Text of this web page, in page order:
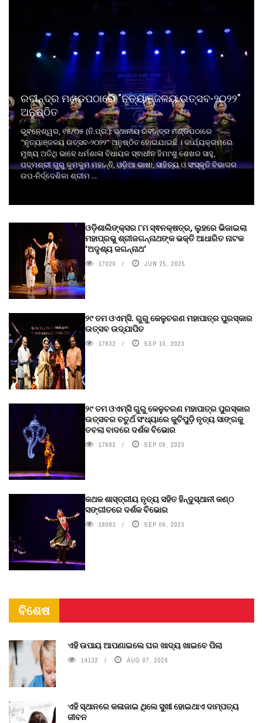
ରବୀନ୍ଦ୍ର ମଣ୍ଡପଠାରେ "ନୃତ୍ୟାଞ୍ଜଳୟ ଉତ୍ସବ-୨୦୨୨"
ଅନୁଷ୍ଠିତ
ଭୁବନେଶ୍ୱର, ୧୫/୦୫ (ନି.ପ୍ର.): ସ୍ଥାନୀୟ ରବୀନ୍ଦ୍ର ମଣ୍ଡପଠାରେ
"ନୃତ୍ୟାଞ୍ଜଳୟ ଉତ୍ସବ-୨୦୨୨" ଅନୁଷ୍ଠିତ ହୋଇଯାଇଛି । କାର୍ଯ୍ୟକ୍ରମରେ
ମୁଖ୍ୟ ଅତିଥି ଭାବେ ଧର୍ମଶାଳା ବିଧାୟକ ସ୍ଵାଧୀନ ହିମାଂଶୁ ଶେଖର ସାହୁ,
ପଦ୍ମଶ୍ରୀ ଗୁରୁ କୁମକୁମ ମହାନ୍ତି, ଓଡ଼ିଆ ଭାଷା, ସାହିତ୍ୟ ଓ ସଂସ୍କୃତି ବିଭାଗର
ଉପ-ନିର୍ଦ୍ଦେଶିକା ଶ୍ରୀମ ...
ଓଡ଼ିଶାଲିଙ୍କ୍ସର ୮ମ ସ୍ଵନକ୍ଷତ୍ର, ଲୁହରେ ଭିଜାଇଲା
ମହାପ୍ରଭୁ ଶ୍ରୀଜଗନ୍ନାଥଙ୍କ ଭକ୍ତି ଆଧାରିତ ନାଟକ
‘ଅଦୃଶ୍ୟ ଜଗନ୍ନାଥ‘
17020 JUN 25, 2025
୨୯ ତମ ଓଏମ୍‌ସି. ଗୁରୁ କେଳୁଚରଣ ମହାପାତ୍ର ପୁରସ୍କାର
ଉତ୍ସବ ଉଦ୍‍ଯାପିତ
17632 SEP 10, 2023
୨୯ ତମ ଓଏମ୍‌ସି ଗୁରୁ କେଳୁଚରଣ ମହାପାତ୍ର ପୁରସ୍କାର
ଉତ୍ସବର ଚତୁର୍ଥ ସଂଧ୍ୟାରେ କୁଚିପୁଡ଼ି ନୃତ୍ୟ ସାଙ୍ଗକୁ
ତବଲା ବାଦରେ ଦର୍ଶକ ବିଭୋର
17682 SEP 09, 2023
କଥକ ଶାସ୍ତ୍ରୀୟ ନୃତ୍ୟ ସହିତ ହିନ୍ଦୁସ୍ଥାନୀ କଣ୍ଠ
ସଙ୍ଗୀତରେ ଦର୍ଶକ ବିଭୋର
18081 SEP 06, 2023
ବିଶେଷ
ଏହି ଉପାୟ ଆପଣାଇଲେ ଘର ଖାଦ୍ୟ ଖାଇବେ ପିଲା
14132 AUG 07, 2026
ଏହି ସ୍ଥାନରେ କଳାଜାଇ ଥିଲେ ସୁଖୀ ହୋଇଥାଏ ଦାମ୍ପତ୍ୟ
ଜୀବନ